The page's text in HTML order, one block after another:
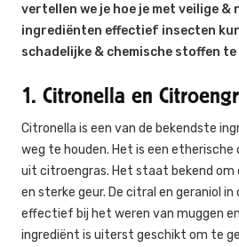
vertellen we je hoe je met veilige
ingrediënten effectief insecten
schadelijke & chemische stoffen
1. Citronella en
Citronella is een van de bekendste
weg te houden. Het is een etherische
uit citroengras. Het staat bekend
en sterke geur. De citral en geraniol
effectief bij het weren van muggen
ingrediënt is uiterst geschikt om te